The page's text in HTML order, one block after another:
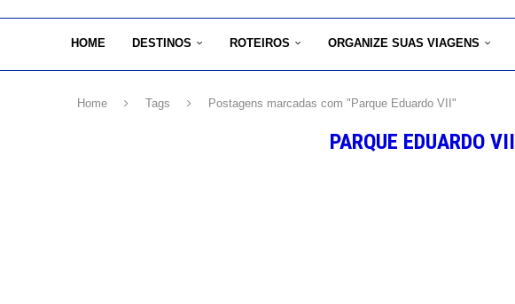
HOME DESTINOS ROTEIROS ORGANIZE SUAS VIAGENS
Home Tags Postagens marcadas com "Parque Eduardo VII"
PARQUE EDUARDO VII